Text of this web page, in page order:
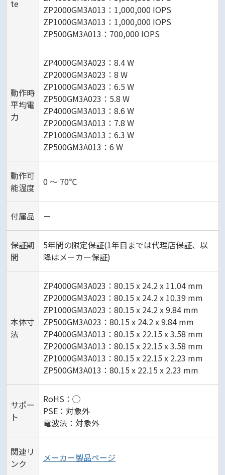
te
ZP2000GM3A013：1,000,000 IOPS
ZP1000GM3A013：1,000,000 IOPS
ZP500GM3A013：700,000 IOPS
動作時
平均電
力
ZP4000GM3A023：8.4 W
ZP2000GM3A023：8 W
ZP1000GM3A023：6.5 W
ZP500GM3A023：5.8 W
ZP4000GM3A013：8.6 W
ZP2000GM3A013：7.8 W
ZP1000GM3A013：6.3 W
ZP500GM3A013：6 W
動作可
能温度
0 ～ 70℃
付属品 －
保証期
間
5年間の限定保証(1年目までは代理店保証、以
降はメーカー保証)
本体寸
法
ZP4000GM3A023：80.15 x 24.2 x 11.04 mm
ZP2000GM3A023：80.15 x 24.2 x 10.39 mm
ZP1000GM3A023：80.15 x 24.2 x 9.84 mm
ZP500GM3A023：80.15 x 24.2 x 9.84 mm
ZP4000GM3A013：80.15 x 22.15 x 3.58 mm
ZP2000GM3A013：80.15 x 22.15 x 3.58 mm
ZP1000GM3A013：80.15 x 22.15 x 2.23 mm
ZP500GM3A013：80.15 x 22.15 x 2.23 mm
サポー
ト
RoHS：◯
PSE：対象外
電波法：対象外
関連リ
ンク
メーカー製品ページ